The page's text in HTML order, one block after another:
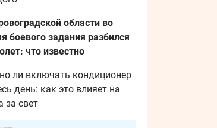
области во
боевого задания разбился
что известно
ли включать кондиционер
день: как это влияет на
за свет